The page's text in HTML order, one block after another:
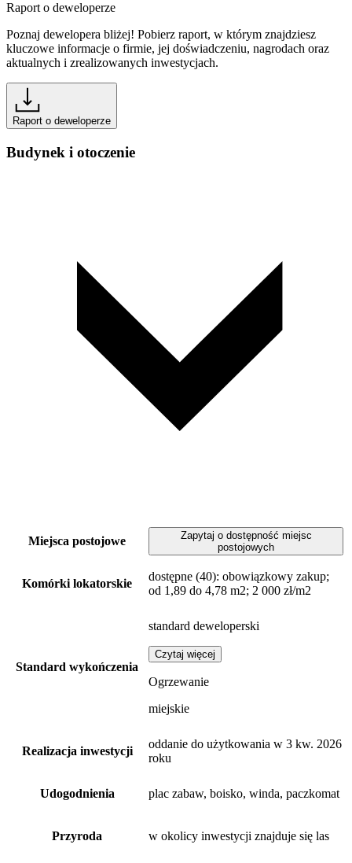
Raport o deweloperze
Poznaj dewelopera bliżej! Pobierz raport, w którym znajdziesz
kluczowe informacje o firmie, jej doświadczeniu, nagrodach oraz
aktualnych i zrealizowanych inwestycjach.
Raport o deweloperze
Budynek i otoczenie
Miejsca postojowe
Zapytaj o dostępność miejsc
postojowych
Komórki lokatorskie
dostępne (40): obowiązkowy zakup;
od 1,89 do 4,78 m2; 2 000 zł/m2
Standard wykończenia
standard deweloperski
Czytaj więcej
Ogrzewanie
miejskie
Realizacja inwestycji
oddanie do użytkowania w 3 kw. 2026
roku
Udogodnienia plac zabaw, boisko, winda, paczkomat
Przyroda w okolicy inwestycji znajduje się las